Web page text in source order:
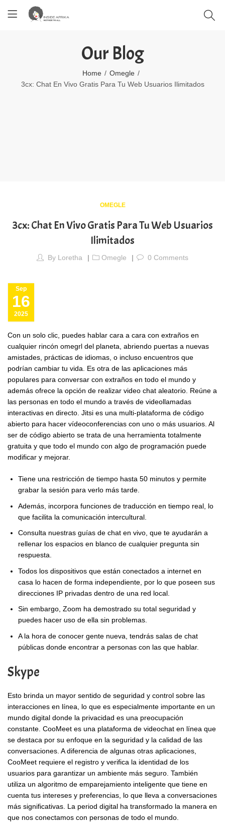
Our Blog
Home
Omegle
3cx: Chat En Vivo Gratis Para Tu Web Usuarios Ilimitados
OMEGLE
3cx: Chat En Vivo Gratis Para Tu Web Usuarios
Ilimitados
By Loretha Omegle 0 Comments
16
Sep
2025
Con un solo clic, puedes hablar cara a cara con extraños en
cualquier rincón omegrl del planeta, abriendo puertas a nuevas
amistades, prácticas de idiomas, o incluso encuentros que
podrían cambiar tu vida. Es otra de las aplicaciones más
populares para conversar con extraños en todo el mundo y
además ofrece la opción de realizar video chat aleatorio. Reúne a
las personas en todo el mundo a través de videollamadas
interactivas en directo. Jitsi es una multi-plataforma de código
abierto para hacer vídeoconferencias con uno o más usuarios. Al
ser de código abierto se trata de una herramienta totalmente
gratuita y que todo el mundo con algo de programación puede
modificar y mejorar.
Tiene una restricción de tiempo hasta 50 minutos y permite
grabar la sesión para verlo más tarde.
Además, incorpora funciones de traducción en tiempo real, lo
que facilita la comunicación intercultural.
Consulta nuestras guías de chat en vivo, que te ayudarán a
rellenar los espacios en blanco de cualquier pregunta sin
respuesta.
Todos los dispositivos que están conectados a internet en
casa lo hacen de forma independiente, por lo que poseen sus
direcciones IP privadas dentro de una red local.
Sin embargo, Zoom ha demostrado su total seguridad y
puedes hacer uso de ella sin problemas.
A la hora de conocer gente nueva, tendrás salas de chat
públicas donde encontrar a personas con las que hablar.
Skype
Esto brinda un mayor sentido de seguridad y control sobre las
interacciones en línea, lo que es especialmente importante en un
mundo digital donde la privacidad es una preocupación
constante. CooMeet es una plataforma de videochat en línea que
se destaca por su enfoque en la seguridad y la calidad de las
conversaciones. A diferencia de algunas otras aplicaciones,
CooMeet requiere el registro y verifica la identidad de los
usuarios para garantizar un ambiente más seguro. También
utiliza un algoritmo de emparejamiento inteligente que tiene en
cuenta tus intereses y preferencias, lo que lleva a conversaciones
más significativas. La period digital ha transformado la manera en
que nos conectamos con personas de todo el mundo.